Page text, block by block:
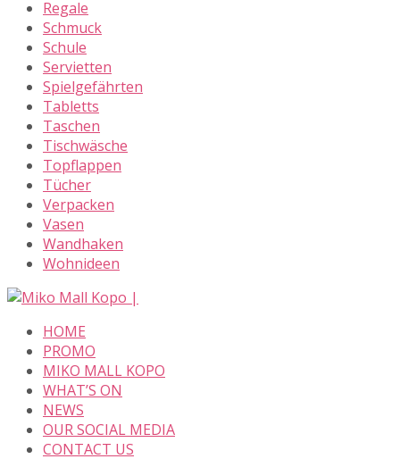
Regale
Schmuck
Schule
Servietten
Spielgefährten
Tabletts
Taschen
Tischwäsche
Topflappen
Tücher
Verpacken
Vasen
Wandhaken
Wohnideen
Skip
contentHOME
PROMO
MIKO MALL KOPO
WHAT’S ON
NEWS
OUR SOCIAL MEDIA
CONTACT US